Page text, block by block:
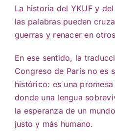
La historia del YKUF y
las palabras pueden
guerras y renacer en
En ese sentido, la
Congreso de París no es
histórico: es una
donde una lengua
la esperanza de un
justo y más humano.